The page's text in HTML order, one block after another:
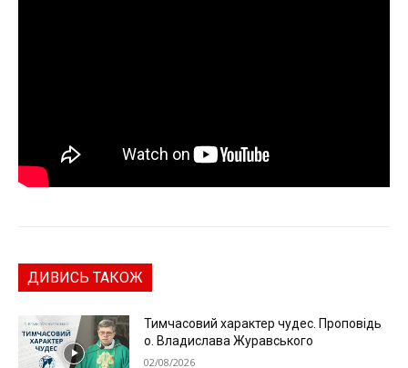
ДИВИСЬ ТАКОЖ
Тимчасовий характер чудес. Проповідь
о. Владислава Журавського
02/08/2026